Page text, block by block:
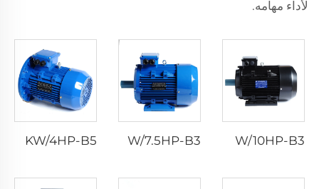
لأداء مهامه.
HM3-132S-4P-5.5KW/7.5HP-B3